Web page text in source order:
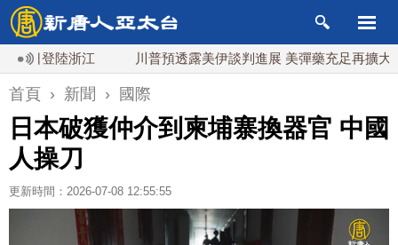
登陸浙江 川普預透露美伊談判進展 美彈藥充足再擴大生產
首頁 › 新聞 › 國際
日本破獲仲介到柬埔寨換器官 中國
人操刀
更新時間：2026-07-08 12:55:55